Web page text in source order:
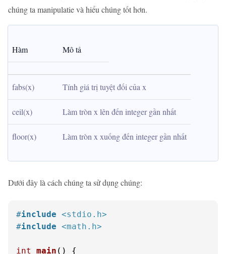
chúng ta manipulatie và hiểu chúng tốt hơn.
Hàm Mô tả
fabs(x) Tính giá trị tuyệt đối của x
ceil(x) Làm tròn x lên đến integer gần nhất
floor(x) Làm tròn x xuống đến integer gần nhất
Dưới đây là cách chúng ta sử dụng chúng:
#include <stdio.h>
#include <math.h>
int main ()